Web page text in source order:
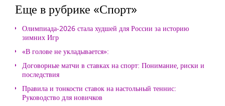
Еще в рубрике «Спорт»
Олимпиада-2026 стала худшей для России за историю
зимних Игр
«В голове не укладывается»:
Договорные матчи в ставках на спорт: Понимание, риски и
последствия
Правила и тонкости ставок на настольный теннис:
Руководство для новичков